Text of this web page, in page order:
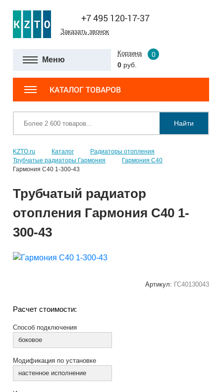
+7 495 120-17-37
Заказать звонок
Меню
Корзина
0
0 руб.
КАТАЛОГ ТОВАРОВ
Найти
KZTO.ru Каталог
Радиаторы отопления
Трубчатые радиаторы Гармония
Гармония С40
Гармония С40 1-300-43
Трубчатый радиатор
отопления Гармония С40 1-
300-43
Артикул: ГС40130043
Расчет стоимости:
Способ подключения
боковое
Модификация по установке
настенное исполнение